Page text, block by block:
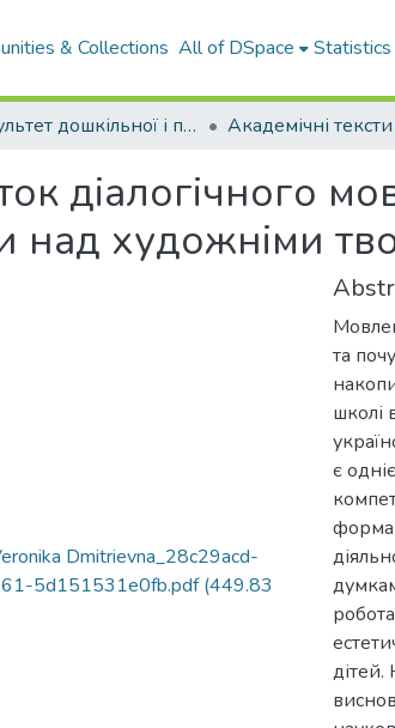
& Collections All of DSpace Statistics
Факультет дошкільної і початкової освіти
діалогічного
над художніми
Dmitrievna_28c29acd-
5d151531e0fb.pdf(449.83
та
школі
є
форма
дітей.